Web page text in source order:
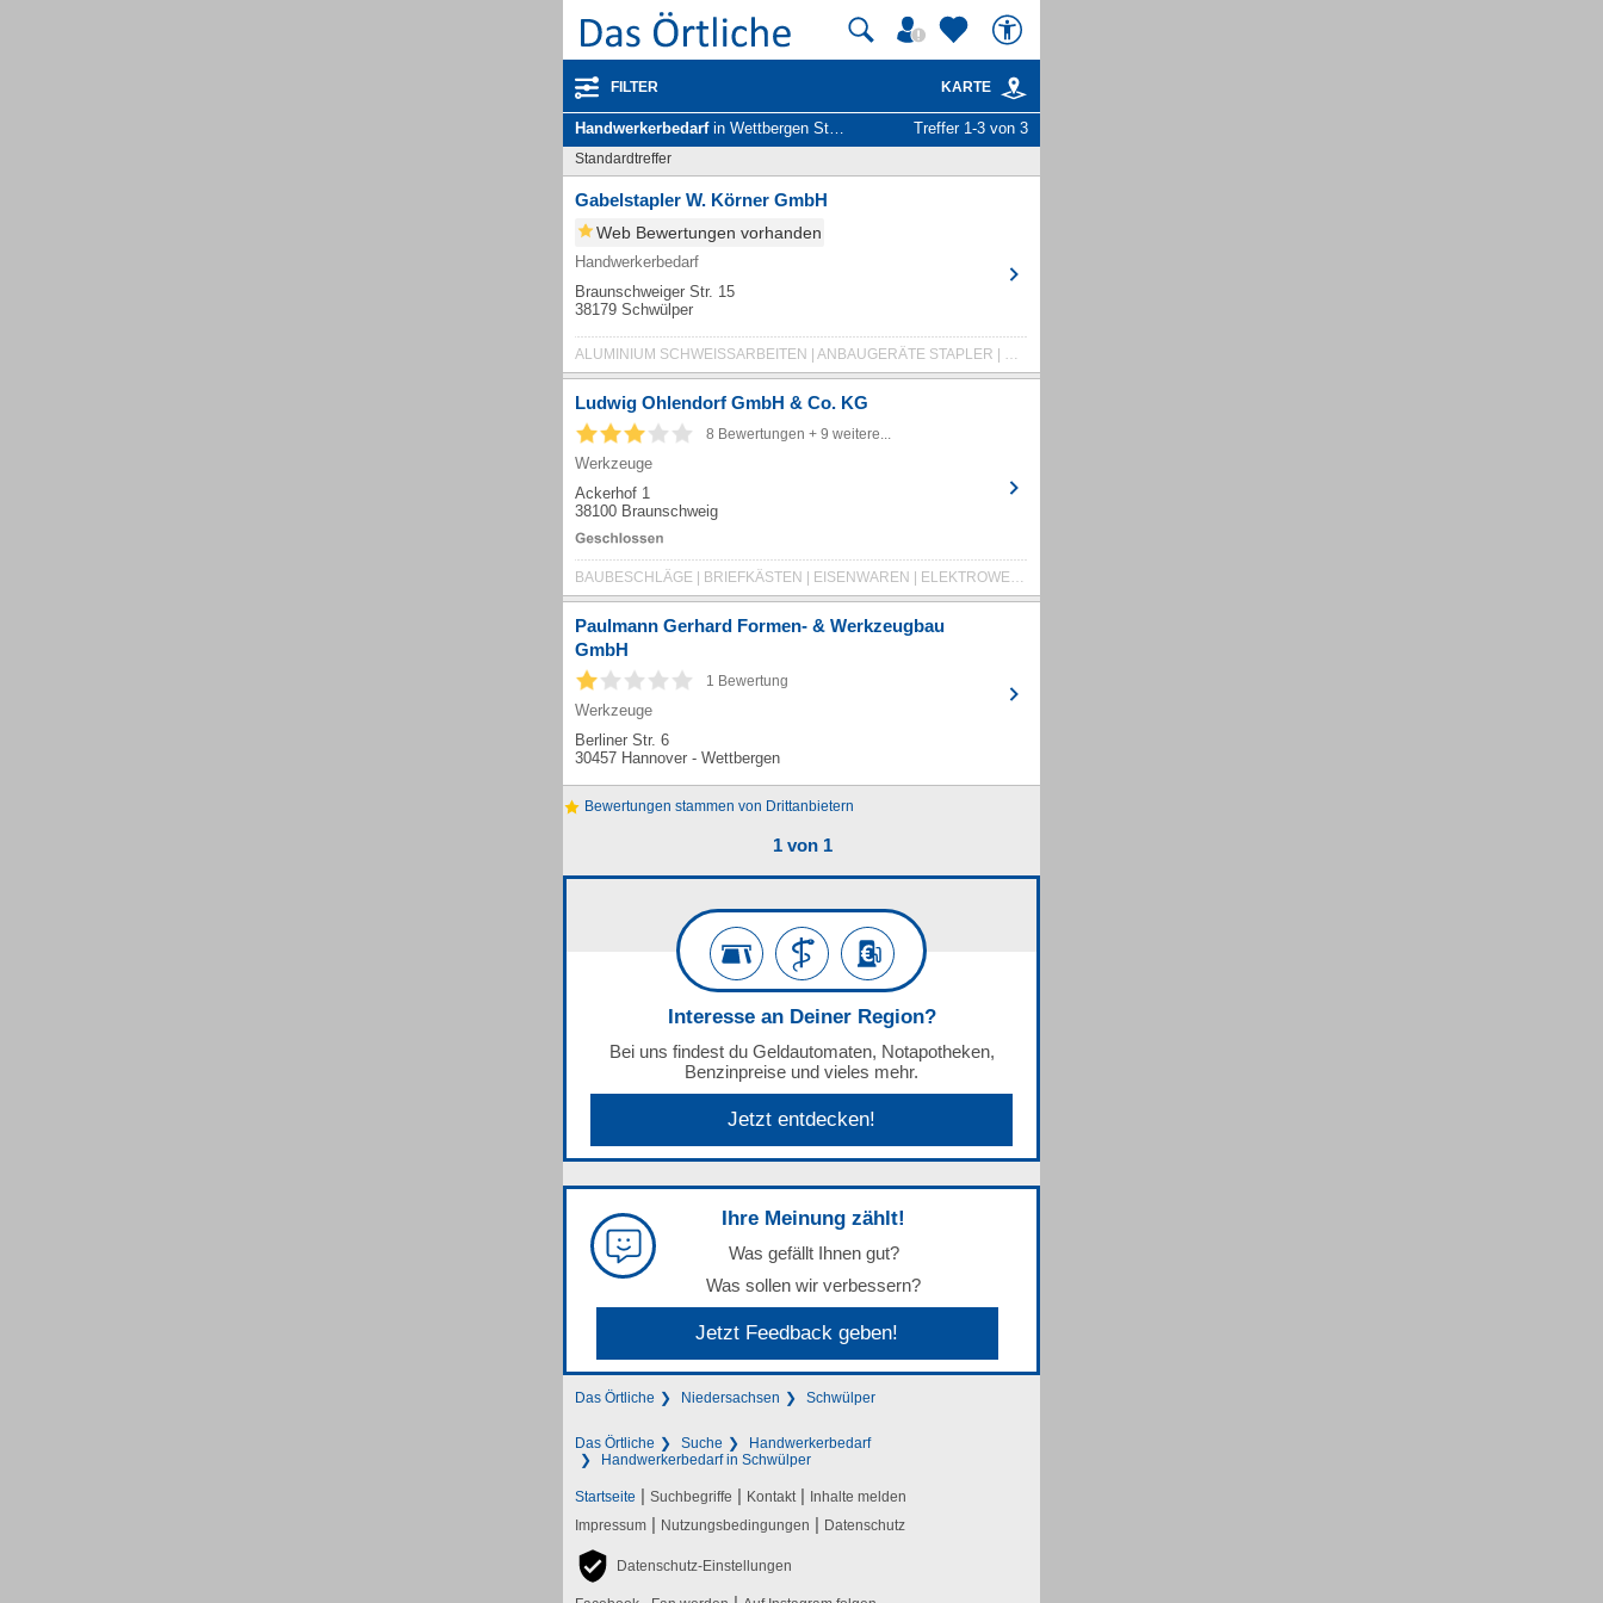
FILTER KARTE
Handwerkerbedarfin Wettbergen Stadt Hannover Treffer 1-3 von 3
Standardtreffer
Gabelstapler W. Körner GmbH
Web Bewertungen vorhanden
Handwerkerbedarf
Braunschweiger Str. 15
38179 Schwülper
ALUMINIUM SCHWEISSARBEITEN | ANBAUGERÄTE STAPLER | DEICHSELSTAPLER
Ludwig Ohlendorf GmbH & Co. KG
8 Bewertungen + 9 weitere...
Werkzeuge
Ackerhof 1
38100 Braunschweig
BAUBESCHLÄGE | BRIEFKÄSTEN | EISENWAREN | ELEKTROWERKZEUGE | GARTENBEDARF
Paulmann Gerhard Formen- & Werkzeugbau
GmbH
1 Bewertung
Werkzeuge
Berliner Str. 6
30457 Hannover - Wettbergen
Bewertungen stammen von Drittanbietern
1 von 1
Interesse an Deiner Region?
Bei uns findest du Geldautomaten, Notapotheken,
Benzinpreise und vieles mehr.
Jetzt entdecken!
Ihre Meinung zählt!
Was gefällt Ihnen gut?
Was sollen wir verbessern?
Jetzt Feedback geben!
Das Örtliche Niedersachsen Schwülper
Das Örtliche Suche
Handwerkerbedarf
Handwerkerbedarf in Schwülper
Startseite | Suchbegriffe | Kontakt | Inhalte melden
Impressum | Nutzungsbedingungen | Datenschutz
Datenschutz-Einstellungen